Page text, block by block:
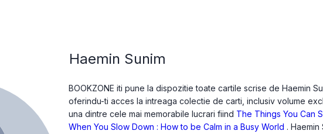
Haemin Sunim
BOOKZONE iti pune la dispozitie toate cartile scrise de Haemin
oferindu-ti acces la intreaga colectie de carti, inclusiv volume
una dintre cele mai memorabile lucrari fiind The Things You Can
When You Slow Down : How to be Calm in a Busy World . Haemin